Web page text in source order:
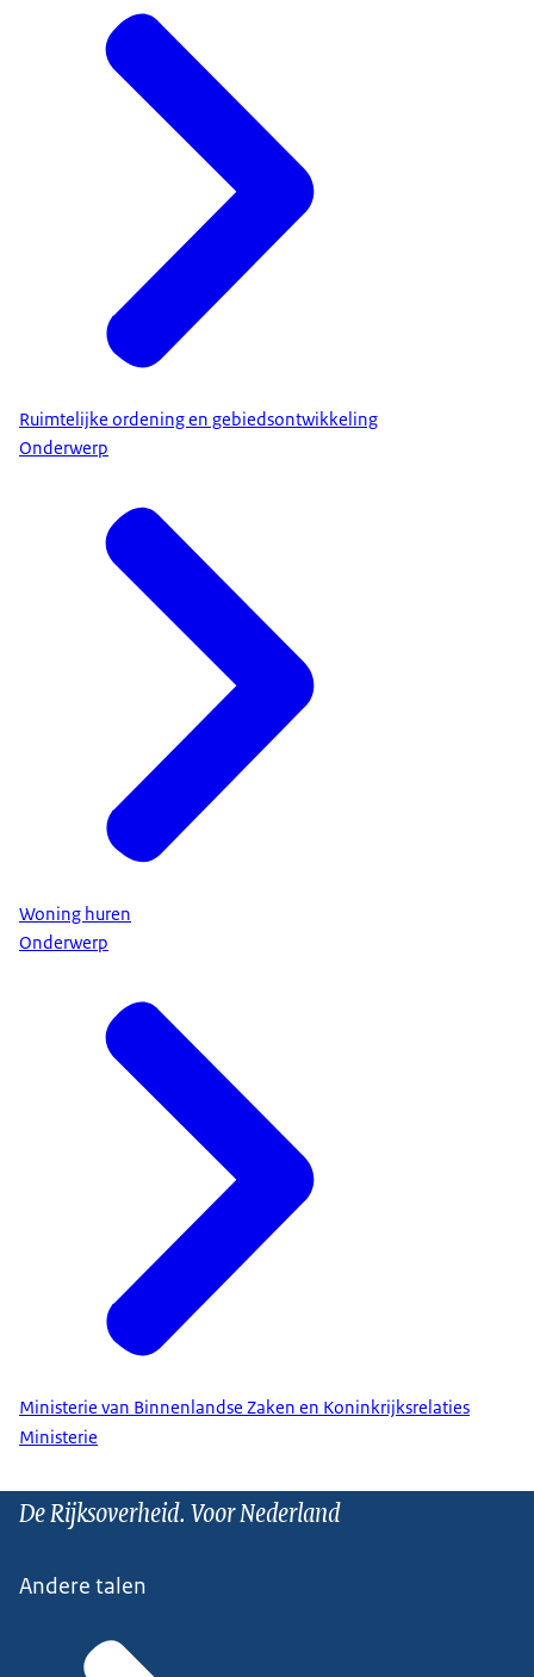
Ruimtelijke ordening en gebiedsontwikkeling
Onderwerp
Woning huren
Onderwerp
Ministerie van Binnenlandse Zaken en Koninkrijksrelaties
Ministerie
De Rijksoverheid. Voor Nederland
Andere talen